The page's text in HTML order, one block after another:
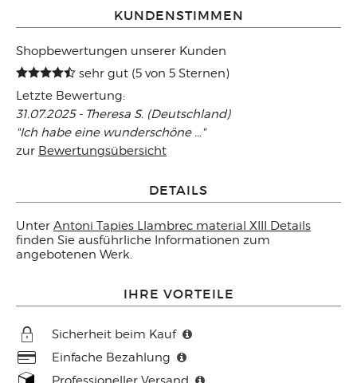
KUNDENSTIMMEN
Shopbewertungen unserer Kunden
sehr gut (5 von 5 Sternen)
Letzte Bewertung:
31.07.2025 - Theresa S. (Deutschland)
"Ich habe eine wunderschöne ..."
zur Bewertungsübersicht
DETAILS
Unter Antoni Tapies Llambrec material XIII Details
finden Sie ausführliche Informationen zum
angebotenen Werk.
IHRE VORTEILE
Sicherheit beim Kauf
Einfache Bezahlung